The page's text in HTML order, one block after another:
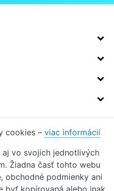
cookies – viac informácií
vo svojich jednotlivých
Žiadna časť tohto webu
obchodné podmienky ani
byť kopírovaná alebo inak